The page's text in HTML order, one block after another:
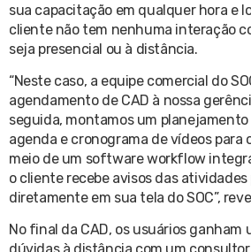
sua capacitação em qualquer hora e
cliente não tem nenhuma interação
seja presencial ou à distância.
“Neste caso, a equipe comercial do
agendamento de CAD à nossa
seguida, montamos um
agenda e cronograma de vídeos para
meio de um software workflow
o cliente recebe avisos das
diretamente em sua tela do SOC”,
No final da CAD, os usuários ganham